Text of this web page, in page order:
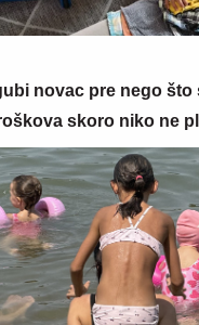
novac pre nego što
skoro niko ne